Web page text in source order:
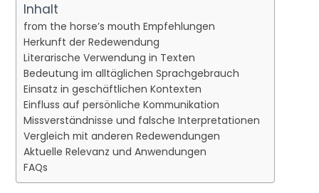
Inhalt
from the horse’s mouth Empfehlungen
Herkunft der Redewendung
Literarische Verwendung in Texten
Bedeutung im alltäglichen Sprachgebrauch
Einsatz in geschäftlichen Kontexten
Einfluss auf persönliche Kommunikation
Missverständnisse und falsche Interpretationen
Vergleich mit anderen Redewendungen
Aktuelle Relevanz und Anwendungen
FAQs